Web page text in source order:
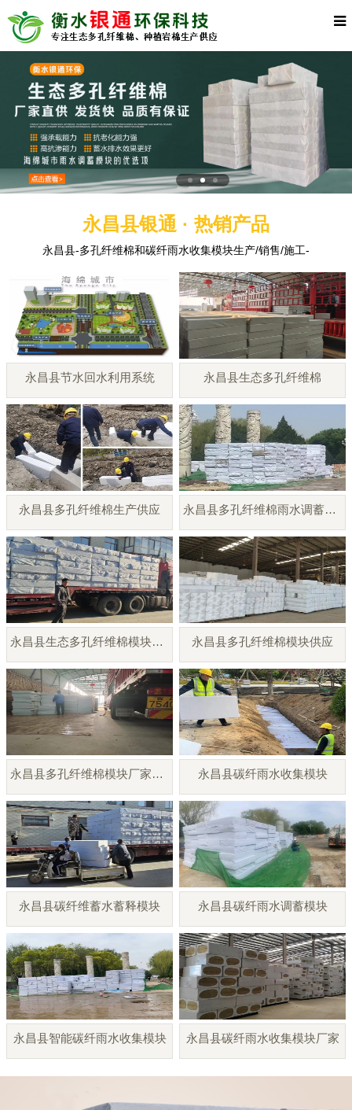
永昌县银通 · 热销产品
永昌县-多孔纤维棉和碳纤雨水收集模块生产/销售/施工-
永昌县节水回水利用系统 永昌县生态多孔纤维棉
永昌县多孔纤维棉生产供应 永昌县多孔纤维棉雨水调蓄模块
永昌县生态多孔纤维棉模块厂家 永昌县多孔纤维棉模块供应
永昌县多孔纤维棉模块厂家直销 永昌县碳纤雨水收集模块
永昌县碳纤维蓄水蓄释模块 永昌县碳纤雨水调蓄模块
永昌县智能碳纤雨水收集模块 永昌县碳纤雨水收集模块厂家